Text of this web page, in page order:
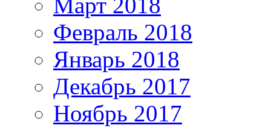
Февраль 2018
Январь 2018
Декабрь 2017
Ноябрь 2017